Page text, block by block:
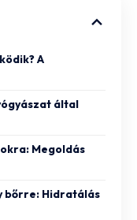
A
által
Megoldás
bőrre: Hidratálás